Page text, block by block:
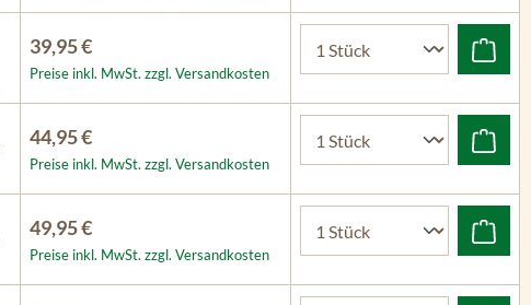
39,95 €
Preise inkl. MwSt. zzgl. Versandkosten
44,95 €
Preise inkl. MwSt. zzgl. Versandkosten
49,95 €
Preise inkl. MwSt. zzgl. Versandkosten